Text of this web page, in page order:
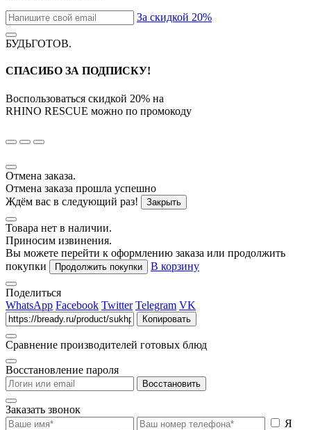
За скидкой 20%
БУДЬГОТОВ.
СПАСИБО ЗА ПОДПИСКУ!
Воспользоваться скидкой 20% на
RHINO RESCUE можно по промокоду
Отмена заказа.
Отмена заказа прошла успешно
Ждём вас в следующий раз!
Закрыть
Товара нет в наличии.
Приносим извинения.
Вы можете перейти к оформлению заказа или продолжить
покупки
Продолжить покупки В корзину
Поделиться
WhatsApp Facebook Twitter Telegram VK
Копировать
Сравнение производителей готовых блюд
Восстановление пароля
Восстановить
Заказать звонок
Я